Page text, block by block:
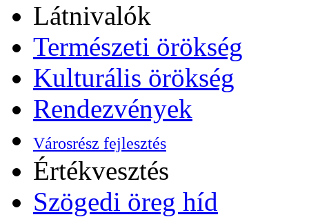
Látnivalók
Természeti örökség
Kulturális örökség
Rendezvények
Városrész fejlesztés
Értékvesztés
Szögedi öreg híd